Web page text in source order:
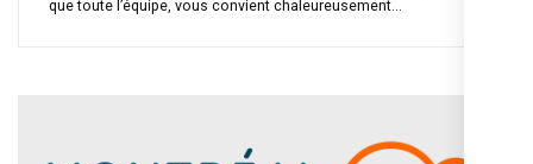
que toute l’équipe, vous convient chaleureusement...